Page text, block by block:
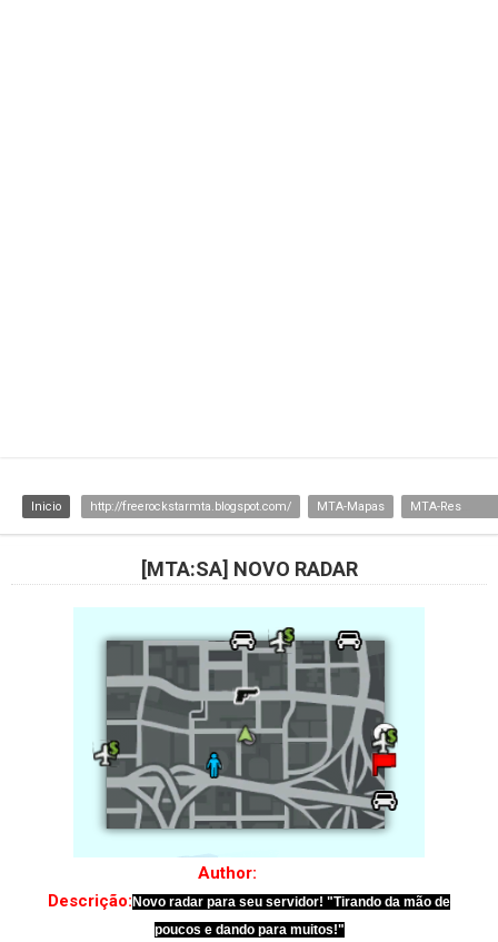
Inicio http://freerockstarmta.blogspot.com/ MTA-Mapas MTA-Resources
[MTA:SA] NOVO RADAR
Author:
Descrição: Novo radar para seu servidor! "Tirando da mão de
poucos e dando para muitos!"